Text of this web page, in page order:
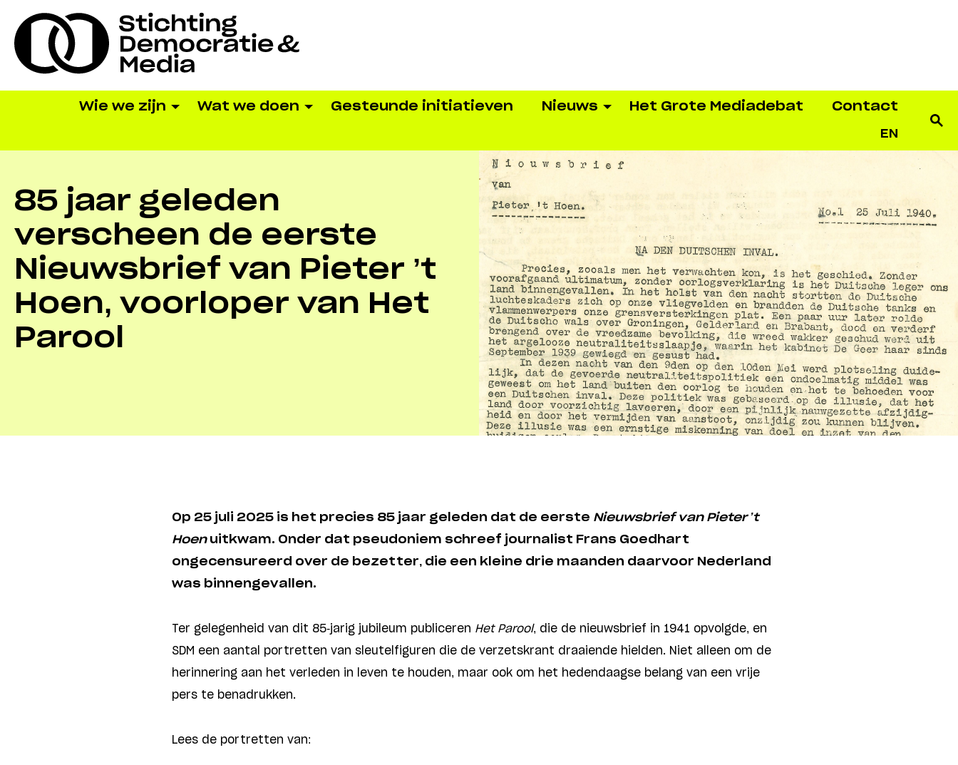
Wie we zijn Wat we doen Gesteunde initiatieven Nieuws Het Grote Mediadebat Contact
EN
85 jaar geleden
verscheen de eerste
Nieuwsbrief van Pieter ’t
Hoen, voorloper van Het
Parool
Op 25 juli 2025 is het precies 85 jaar geleden dat de eerste Nieuwsbrief van Pieter ’t
Hoenuitkwam. Onder dat pseudoniem schreef journalist Frans Goedhart
ongecensureerd over de bezetter, die een kleine drie maanden daarvoor Nederland
was binnengevallen.
Ter gelegenheid van dit 85-jarig jubileum publiceren Het Parool, die de nieuwsbrief in 1941 opvolgde, en
SDM een aantal portretten van sleutelfiguren die de verzetskrant draaiende hielden. Niet alleen om de
herinnering aan het verleden in leven te houden, maar ook om het hedendaagse belang van een vrije
pers te benadrukken.
Lees de portretten van: